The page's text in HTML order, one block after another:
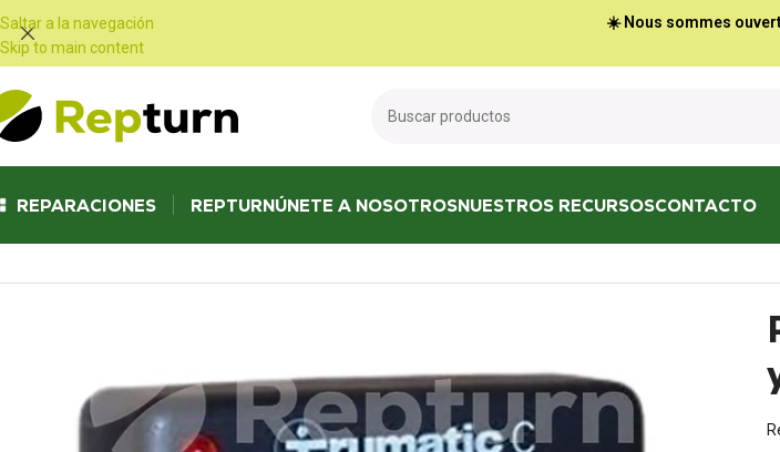
Saltar a la navegación
Skip to main content
☀️ Nous sommes
REPARACIONES REPTURNÚNETE A NOSOTROSNUESTROS RECURSOSCONTACTO